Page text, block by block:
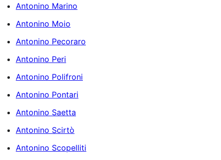
Antonino Marino
Antonino Moio
Antonino Pecoraro
Antonino Peri
Antonino Polifroni
Antonino Pontari
Antonino Saetta
Antonino Scirtò
Antonino Scopelliti